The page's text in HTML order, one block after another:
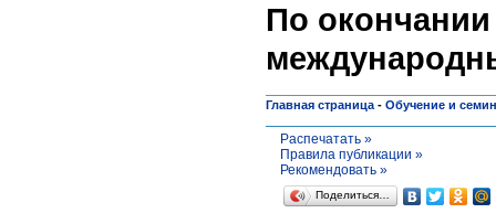
По
Главная страница - Обучение и
Распечатать »
Правила публикации »
Рекомендовать »
Поделиться…